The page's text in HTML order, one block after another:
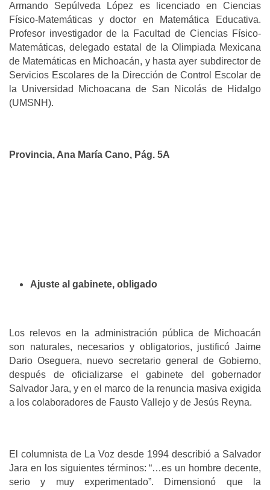
Armando Sepúlveda López es licenciado en Ciencias
Físico-Matemáticas y doctor en Matemática Educativa.
Profesor investigador de la Facultad de Ciencias Físico-
Matemáticas, delegado estatal de la Olimpiada Mexicana
de Matemáticas en Michoacán, y hasta ayer subdirector de
Servicios Escolares de la Dirección de Control Escolar de
la Universidad Michoacana de San Nicolás de Hidalgo
(UMSNH).
Provincia, Ana María Cano, Pág. 5A
Ajuste al gabinete, obligado
Los relevos en la administración pública de Michoacán
son naturales, necesarios y obligatorios, justificó Jaime
Dario Oseguera, nuevo secretario general de Gobierno,
después de oficializarse el gabinete del gobernador
Salvador Jara, y en el marco de la renuncia masiva exigida
a los colaboradores de Fausto Vallejo y de Jesús Reyna.
El columnista de La Voz desde 1994 describió a Salvador
Jara en los siguientes términos: “…es un hombre decente,
serio y muy experimentado”. Dimensionó que la